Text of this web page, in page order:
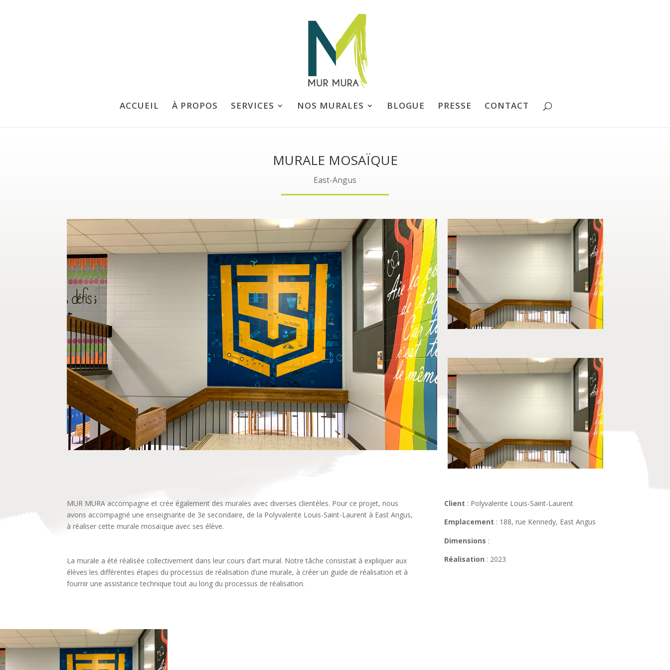
ACCUEIL À PROPOS SERVICES NOS MURALES BLOGUE PRESSE CONTACT
MURALE MOSAÏQUE
East-Angus
MUR MURA accompagne et crée également des murales avec diverses clientèles. Pour ce projet, nous
avons accompagné une enseignante de 3e secondaire, de la Polyvalente Louis-Saint-Laurent à East Angus,
à réaliser cette murale mosaïque avec ses élève.
La murale a été réalisée collectivement dans leur cours d’art mural. Notre tâche consistait à expliquer aux
élèves les différentes étapes du processus de réalisation d’une murale, à créer un guide de réalisation et à
fournir une assistance technique tout au long du processus de réalisation.
Client : Polyvalente Louis-Saint-Laurent
Emplacement : 188, rue Kennedy, East Angus
Dimensions :
Réalisation : 2023